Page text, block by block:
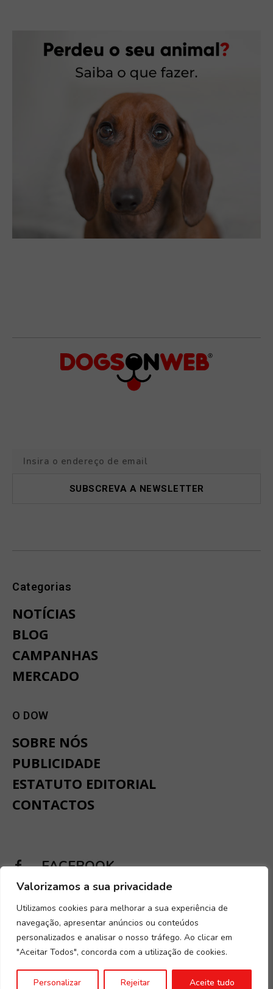
Valorizamos a sua privacidade
Utilizamos cookies para melhorar a sua experiência de
navegação, apresentar anúncios ou conteúdos
personalizados e analisar o nosso tráfego. Ao clicar em
"Aceitar Todos", concorda com a utilização de cookies.
Personalizar Rejeitar Aceite tudo
Categorias
NOTÍCIAS
BLOG
CAMPANHAS
MERCADO
O DOW
SOBRE NÓS
PUBLICIDADE
ESTATUTO EDITORIAL
CONTACTOS
FACEBOOK
INSTAGRAM
Desenvolvido porDigital Spirit.Termos e condições
Política de
Privacidade e Cookies